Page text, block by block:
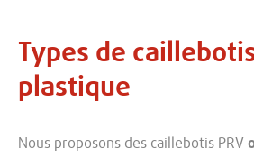
Types de
plastique
Nous proposons des caillebotis PRV